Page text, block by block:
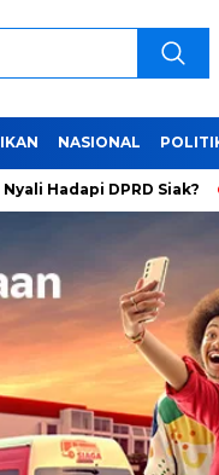
NASIONAL
Siak? Unifying